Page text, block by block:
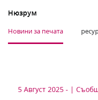
Нюзрум
Новини за печата
5 Август 2025 -